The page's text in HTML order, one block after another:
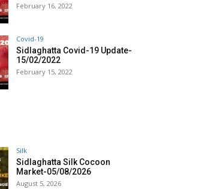
February 16, 2022
Covid-19
Sidlaghatta Covid-19 Update-
15/02/2022
February 15, 2022
Silk
Sidlaghatta Silk Cocoon
Market-05/08/2026
August 5, 2026